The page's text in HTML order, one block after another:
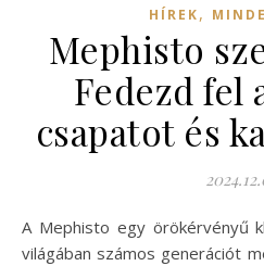
HÍREK,
Mephisto
Fedezd fel
csapatot és
A Mephisto egy örökérvényű klasszikus, amely a színház
világában számos generációt